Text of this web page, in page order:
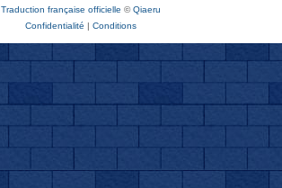
Traduction française officielle ©Qiaeru
Confidentialité | Conditions